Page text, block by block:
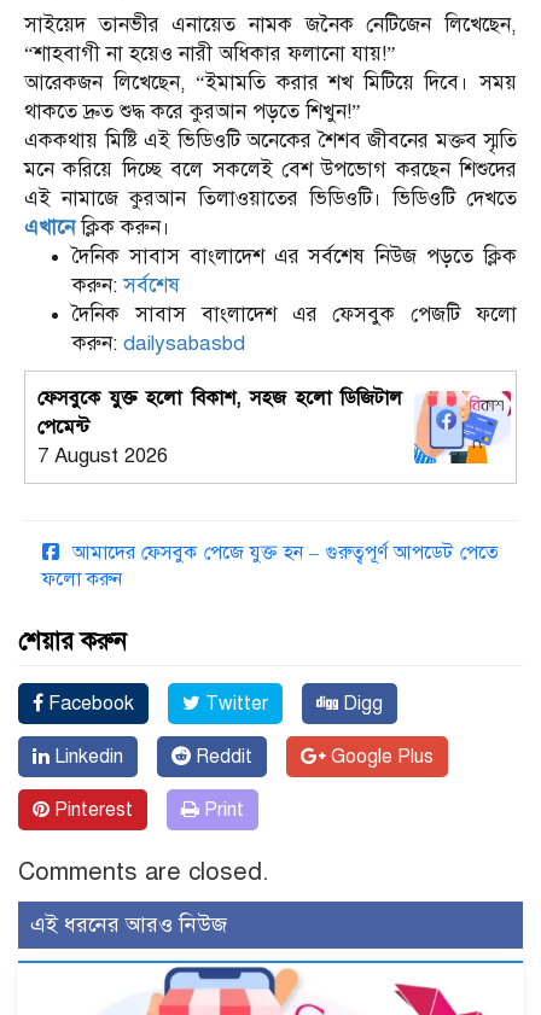
সাইয়েদ তানভীর এনায়েত নামক জনৈক নেটিজেন লিখেছেন,
“শাহবাগী না হয়েও নারী অধিকার ফলানো যায়!”
আরেকজন লিখেছেন, “ইমামতি করার শখ মিটিয়ে দিবে। সময়
থাকতে দ্রুত শুদ্ধ করে কুরআন পড়তে শিখুন!”
এককথায় মিষ্টি এই ভিডিওটি অনেকের শৈশব জীবনের মক্তব স্মৃতি
মনে করিয়ে দিচ্ছে বলে সকলেই বেশ উপভোগ করছেন শিশুদের
এই নামাজে কুরআন তিলাওয়াতের ভিডিওটি। ভিডিওটি দেখতে
এখানেক্লিক করুন।
দৈনিক সাবাস বাংলাদেশ এর সর্বশেষ নিউজ পড়তে ক্লিক
করুন:সর্বশেষ
দৈনিক সাবাস বাংলাদেশ এর ফেসবুক পেজটি ফলো
করুন: dailysabasbd
ফেসবুকে যুক্ত হলো বিকাশ, সহজ হলো ডিজিটাল
পেমেন্ট
7 August 2026
আমাদের ফেসবুক পেজে যুক্ত হন – গুরুত্বপূর্ণ আপডেট পেতে
ফলো করুন
শেয়ার করুন
Facebook Twitter Digg
Linkedin Reddit Google Plus
Pinterest Print
Comments are closed.
এই ধরনের আরও নিউজ